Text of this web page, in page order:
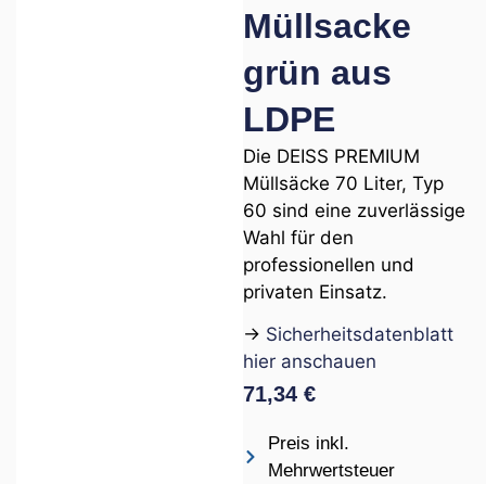
Müllsacke
grün aus
LDPE
Die DEISS PREMIUM
Müllsäcke 70 Liter, Typ
60 sind eine zuverlässige
Wahl für den
professionellen und
privaten Einsatz.
→ Sicherheitsdatenblatt
hier anschauen
71,34 €
Preis inkl.
Mehrwertsteuer